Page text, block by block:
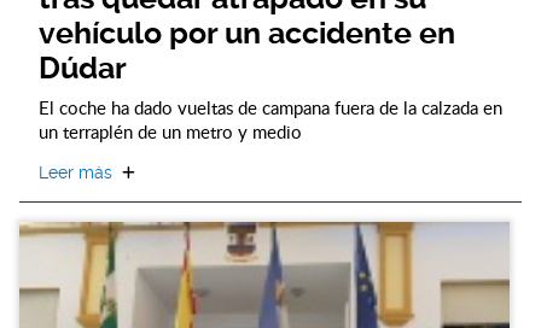
vehículo por un accidente en
Dúdar
El coche ha dado vueltas de campana fuera de la calzada en
un terraplén de un metro y medio
Leer más